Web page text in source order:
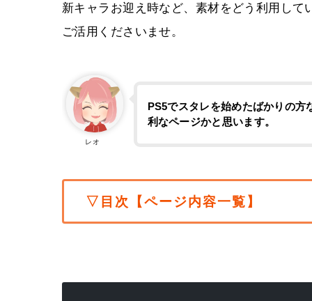
新キャラお迎え時など、素材をどう利用し
ご活用くださいませ。
レオ
PS5でスタレを始めたばかりの
利なページかと思います。
▽目次【ページ内容一覧】